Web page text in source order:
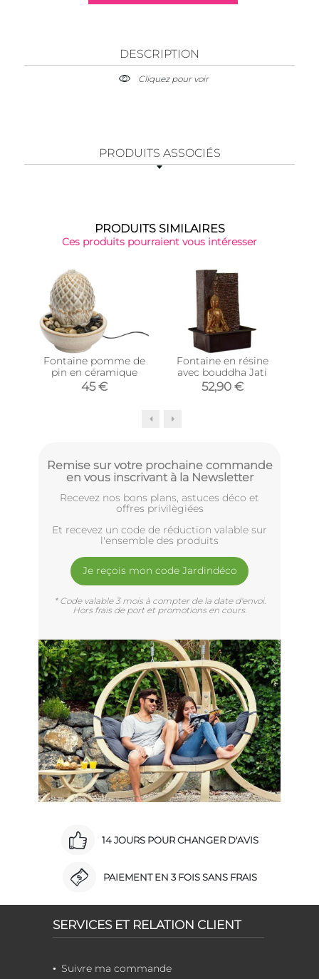
DESCRIPTION
Cliquez pour voir
PRODUITS ASSOCIÉS
PRODUITS SIMILAIRES
Ces produits pourraient vous intéresser
Fontaine pomme de
pin en céramique
45 €
Fontaine en résine
avec bouddha Jati
52,90 €
Remise sur votre prochaine commande
en vous inscrivant à la Newsletter
Recevez nos bons plans, astuces déco et
offres privilègiées
Et recevez un code de réduction valable sur
l'ensemble des produits
Je reçois mon code Jardindéco
* Code valable 3 mois à compter de la date d'envoi.
Hors frais de port et promotions en cours.
14 JOURS POUR CHANGER D'AVIS
PAIEMENT EN 3 FOIS SANS FRAIS
SERVICES ET RELATION CLIENT
Suivre ma commande